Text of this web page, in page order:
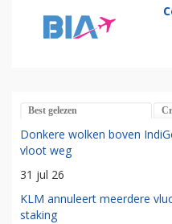
Best gelezen
Donkere wolken boven
vloot weg
31 jul 26
KLM annuleert meerdere
staking